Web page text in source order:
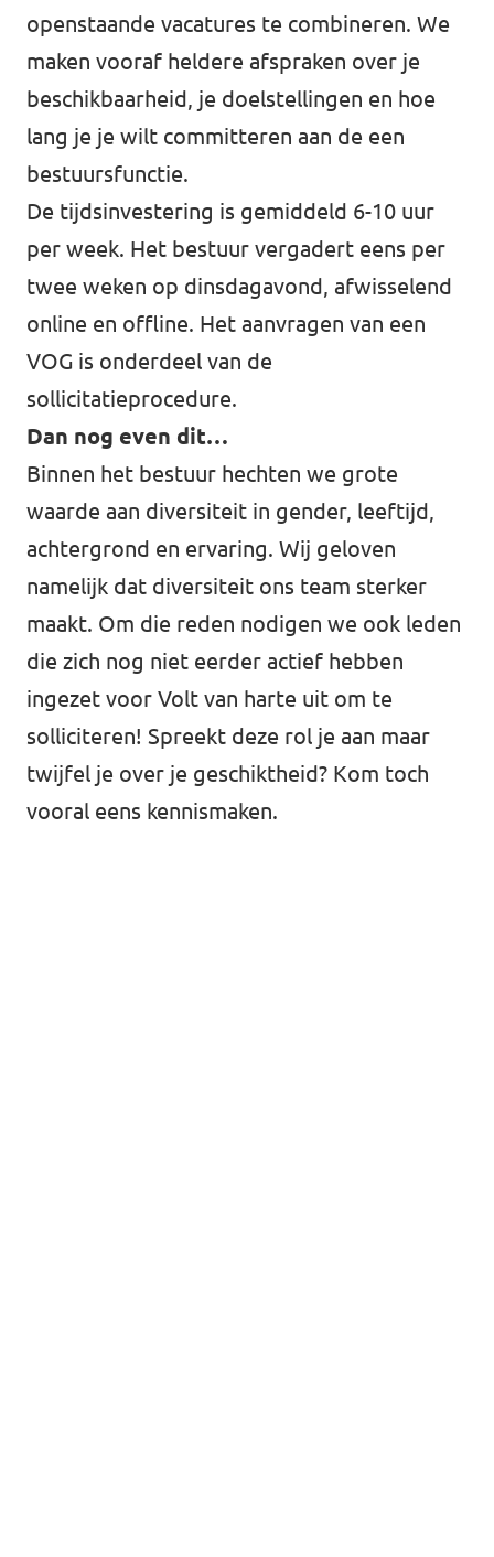
openstaande vacatures te combineren. We
maken vooraf heldere afspraken over je
beschikbaarheid, je doelstellingen en hoe
lang je je wilt committeren aan de een
bestuursfunctie.
De tijdsinvestering is gemiddeld 6-10 uur
per week. Het bestuur vergadert eens per
twee weken op dinsdagavond, afwisselend
online en offline. Het aanvragen van een
VOG is onderdeel van de
sollicitatieprocedure.
Dan nog even dit…
Binnen het bestuur hechten we grote
waarde aan diversiteit in gender, leeftijd,
achtergrond en ervaring. Wij geloven
namelijk dat diversiteit ons team sterker
maakt. Om die reden nodigen we ook leden
die zich nog niet eerder actief hebben
ingezet voor Volt van harte uit om te
solliciteren! Spreekt deze rol je aan maar
twijfel je over je geschiktheid? Kom toch
vooral eens kennismaken.